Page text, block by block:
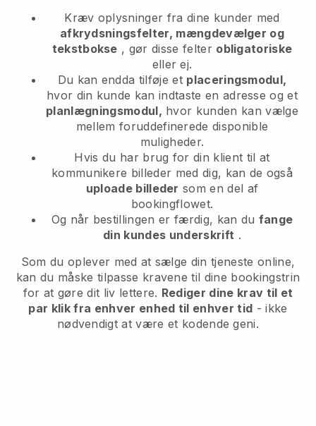
Kræv oplysninger fra dine kunder med
afkrydsningsfelter, mængdevælger og
tekstbokse , gør disse felter obligatoriske
eller ej.
Du kan endda tilføje et placeringsmodul,
hvor din kunde kan indtaste en adresse og et
planlægningsmodul, hvor kunden kan vælge
mellem foruddefinerede disponible
muligheder.
Hvis du har brug for din klient til at
kommunikere billeder med dig, kan de også
uploade billeder som en del af
bookingflowet.
Og når bestillingen er færdig, kan du fange
din kundes underskrift .
Som du oplever med at sælge din tjeneste online,
kan du måske tilpasse kravene til dine bookingstrin
for at gøre dit liv lettere. Rediger dine krav til et
par klik fra enhver enhed til enhver tid - ikke
nødvendigt at være et kodende geni.